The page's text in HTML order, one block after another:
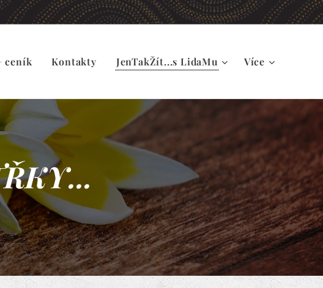
ceník Kontakty JenTakŽít...s LidaMu Více